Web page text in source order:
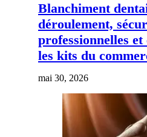
Blanchiment
déroulement,
professionnelles
les kits du
mai 30, 2026